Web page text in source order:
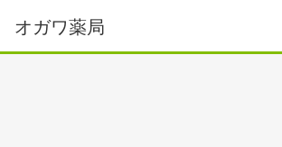
オガワ薬局